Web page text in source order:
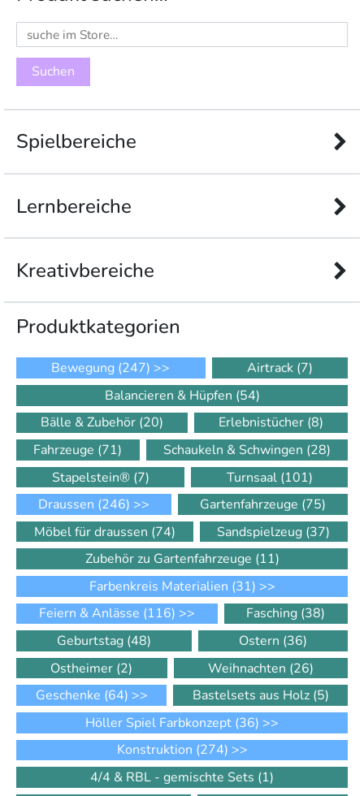
Suchen
nach:
Spielbereiche
Lernbereiche
Kreativbereiche
Produkt­kategorien
Bewegung (247) >> Airtrack (7)
Balancieren & Hüpfen (54)
Bälle & Zubehör (20) Erlebnistücher (8)
Fahrzeuge (71) Schaukeln & Schwingen (28)
Stapelstein® (7) Turnsaal (101)
Draussen (246) >> Gartenfahrzeuge (75)
Möbel für draussen (74) Sandspielzeug (37)
Zubehör zu Gartenfahrzeuge (11)
Farbenkreis Materialien (31) >>
Feiern & Anlässe (116) >> Fasching (38)
Geburtstag (48) Ostern (36)
Ostheimer (2) Weihnachten (26)
Geschenke (64) >> Bastelsets aus Holz (5)
Höller Spiel Farbkonzept (36) >>
Konstruktion (274) >>
4/4 & RBL - gemischte Sets (1)